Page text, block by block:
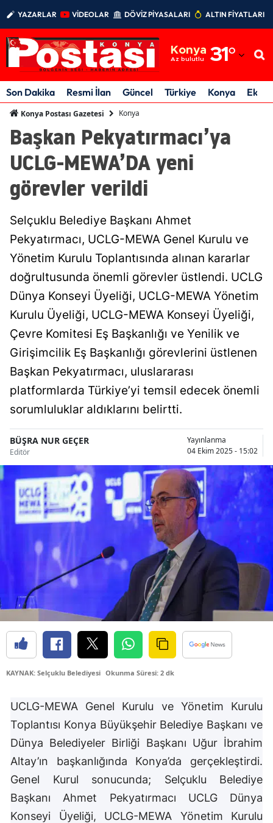
YAZARLAR VİDEOLAR DÖVİZ PİYASALARI ALTIN FİYATLARI
Konya
Az bulutlu 31°
Adıyaman
Afyonkarahisar
Amasya
Ankara
Aydın
Balıkesir
Bingöl
Bitlis
Bolu
Burdur
Çanakkale
Çorum
Denizli
Diyarbakır
Edirne
Elazığ
Erzincan
Erzurum
Eskişehir
Giresun
Gümüşhane
Hakkari
Hatay
Isparta
Son Dakika Resmi İlan Güncel Türkiye Konya
Konya Postası Gazetesi Konya
Başkan Pekyatırmacı’ya
UCLG-MEWA’DA yeni
görevler verildi
Selçuklu Belediye Başkanı Ahmet
Pekyatırmacı, UCLG-MEWA Genel Kurulu ve
Yönetim Kurulu Toplantısında alınan kararlar
doğrultusunda önemli görevler üstlendi. UCLG
Dünya Konseyi Üyeliği, UCLG-MEWA Yönetim
Kurulu Üyeliği, UCLG-MEWA Konseyi Üyeliği,
Çevre Komitesi Eş Başkanlığı ve Yenilik ve
Girişimcilik Eş Başkanlığı görevlerini üstlenen
Başkan Pekyatırmacı, uluslararası
platformlarda Türkiye’yi temsil edecek önemli
sorumluluklar aldıklarını belirtti.
BÜŞRA NUR GEÇER
Editör
Yayınlanma
04 Ekim 2025 - 15:02
KAYNAK: Selçuklu Belediyesi Okunma Süresi: 2 dk
UCLG-MEWA Genel Kurulu ve Yönetim Kurulu
Toplantısı Konya Büyükşehir Belediye Başkanı ve
Dünya Belediyeler Birliği Başkanı Uğur İbrahim
Altay’ın başkanlığında Konya’da gerçekleştirdi.
Genel Kurul sonucunda; Selçuklu Belediye
Başkanı Ahmet Pekyatırmacı UCLG Dünya
Konseyi Üyeliği, UCLG-MEWA Yönetim Kurulu